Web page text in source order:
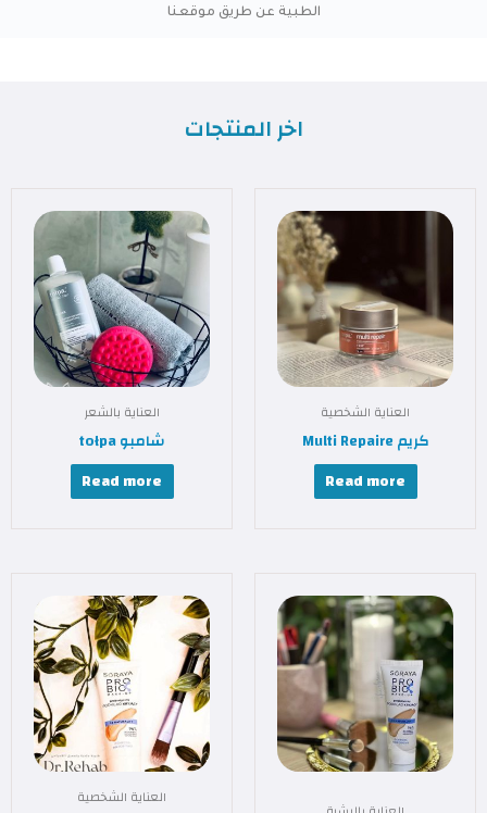
الطبية عن طريق موقعنا​
اخر المنتجات
العناية الشخصية
كريم Multi Repaire
Read more
العناية بالشعر
شامبو tołpa
Read more
العناية الشخصية